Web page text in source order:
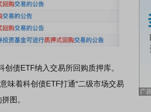
债ETF纳入交易所回购质押库。
味着科创债ETF打通“二级市场交易
图。